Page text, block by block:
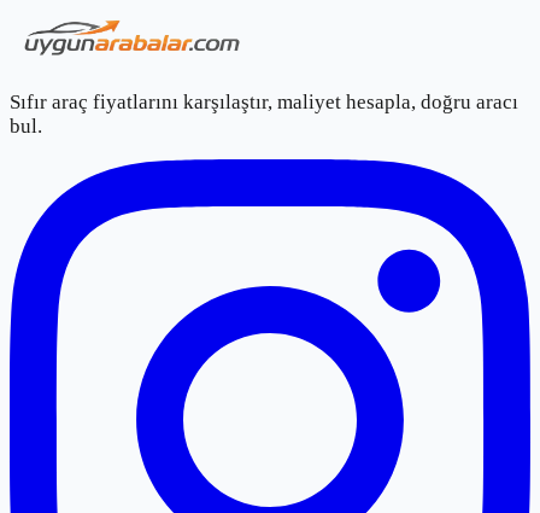
Sıfır araç fiyatlarını karşılaştır, maliyet hesapla, doğru aracı
bul.